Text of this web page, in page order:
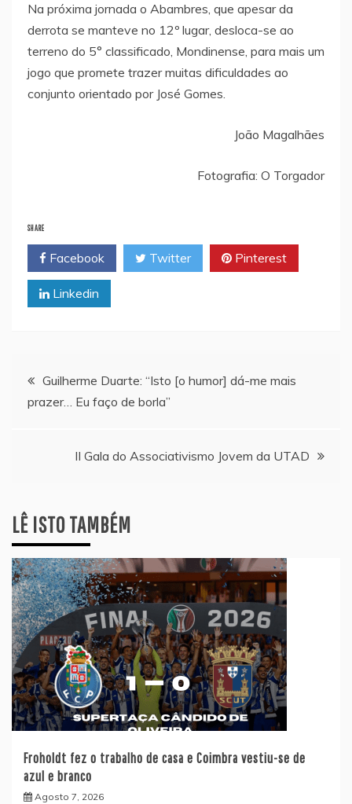
Na próxima jornada o Abambres, que apesar da
derrota se manteve no 12º lugar, desloca-se ao
terreno do 5° classificado, Mondinense, para mais um
jogo que promete trazer muitas dificuldades ao
conjunto orientado por José Gomes.
João Magalhães
Fotografia: O Torgador
SHARE
Facebook Twitter Pinterest
Linkedin
Navegação
de
Guilherme Duarte: “Isto [o humor] dá-me mais
prazer… Eu faço de borla”
II Gala do Associativismo Jovem da UTAD
LÊ ISTO TAMBÉM
Froholdt fez o trabalho de casa e Coimbra vestiu-se de
azul e branco
Agosto 7, 2026